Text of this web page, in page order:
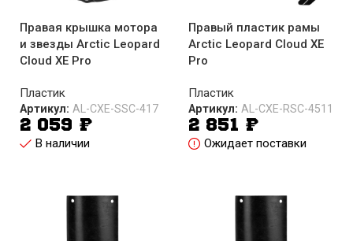
Правая крышка мотора
и звезды Arctic Leopard
Cloud XE Pro
Пластик
Артикул: AL-CXE-SSC-417
2 059 ₽
В наличии
Правый пластик рамы
Arctic Leopard Cloud XE
Pro
Пластик
Артикул: AL-CXE-RSC-4511
2 851 ₽
Ожидает поставки